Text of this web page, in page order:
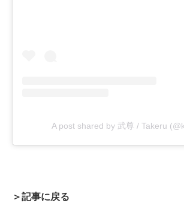
A post shared by 武尊 / Takeru
＞記事に戻る